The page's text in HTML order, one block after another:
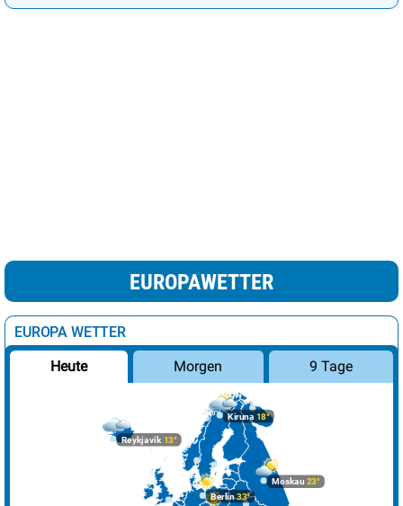
EUROPAWETTER
EUROPA WETTER
Heute Morgen 9 Tage
Moskau 23°
Kiruna 18°
Berlin33°
Reykjavik 13°